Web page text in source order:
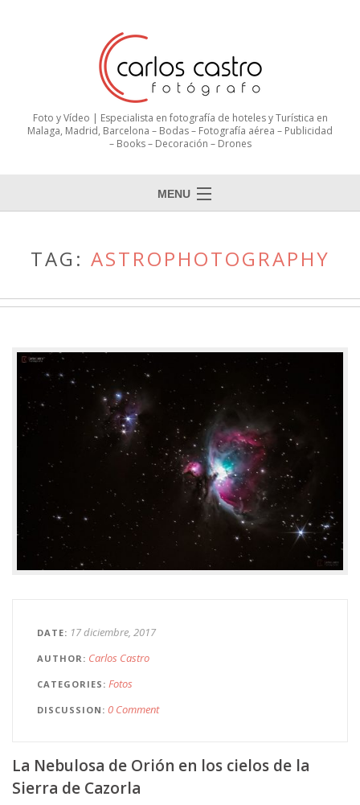
Foto y Vídeo | Especialista en fotografía de hoteles y Turística en
Malaga, Madrid, Barcelona – Bodas – Fotografía aérea – Publicidad
– Books – Decoración – Drones
MENU
TAG: ASTROPHOTOGRAPHY
DATE 17 diciembre, 2017
AUTHOR Carlos Castro
CATEGORIES Fotos
DISCUSSION 0 Comment
La Nebulosa de Orión en los cielos de la
Sierra de Cazorla